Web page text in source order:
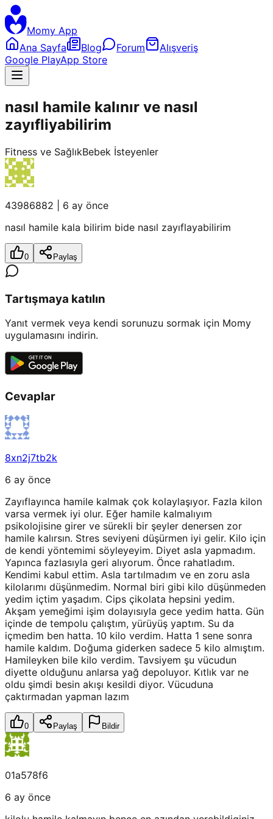
Momy App
Ana Sayfa
Blog Forum
Alışveriş
Google PlayApp Store
nasıl hamile kalınır ve nasıl
zayıfliyabilirim
Fitness ve SağlıkBebek İsteyenler
43986882
6 ay önce
nasıl hamile kala bilirim bide nasıl zayıflayabilirim
0 Paylaş
Tartışmaya katılın
Yanıt vermek veya kendi sorunuzu sormak için Momy
uygulamasını indirin.
Cevaplar
8xn2j7tb2k
6 ay önce
Zayıflayınca hamile kalmak çok kolaylaşıyor. Fazla kilon
varsa vermek iyi olur. Eğer hamile kalmalıyım
psikolojisine girer ve sürekli bir şeyler denersen zor
hamile kalırsın. Stres seviyeni düşürmen iyi gelir. Kilo için
de kendi yöntemimi söyleyeyim. Diyet asla yapmadım.
Yapınca fazlasıyla geri alıyorum. Önce rahatladım.
Kendimi kabul ettim. Asla tartılmadım ve en zoru asla
kilolarımı düşünmedim. Normal biri gibi kilo düşünmeden
yedim içtim yaşadım. Cips çikolata hepsini yedim.
Akşam yemeğimi işim dolayısıyla gece yedim hatta. Gün
içinde de tempolu çalıştım, yürüyüş yaptım. Su da
içmedim ben hatta. 10 kilo verdim. Hatta 1 sene sonra
hamile kaldım. Doğuma giderken sadece 5 kilo almıştım.
Hamileyken bile kilo verdim. Tavsiyem şu vücudun
diyette olduğunu anlarsa yağ depoluyor. Kıtlık var ne
oldu şimdi besin akışı kesildi diyor. Vücuduna
çaktırmadan yapman lazım
0 Paylaş Bildir
01a578f6
6 ay önce